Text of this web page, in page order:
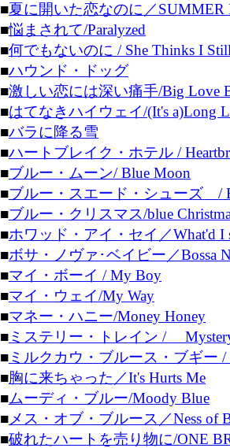
■夏に開いた恋なのに／SUMMER
■悩まされて/Paralyzed
■何でもないのに / She Thinks I
■ハウンド・ドッグ
■激しい恋には深い痛手/Big Love
■はてなきハイウェイ/(It's a)Long
■バラに降る雪
■ハートブレイク・ホテル /
■ブルー・ムーン/ Blue Moon
■ブルー・スエード・シューズ /
■ブルー・クリスマス/blue
■ホワッド・アイ・セイ／What'd I
■ボサ・ノヴァ･ベイビー／Bossa
■マイ・ボーイ / My Boy
■マイ・ウェイ/My Way
■マネー・ハニー/Money Honey
■ミステリー・トレイン /
■ミルクカウ・ブルース・ブギー
■胸に来ちゃった／It's Hurts Me
■ムーディ・ブルー/Moody Blue
■メス・オブ・ブルース／Ness of
■破れたハートを売り物に/ONE